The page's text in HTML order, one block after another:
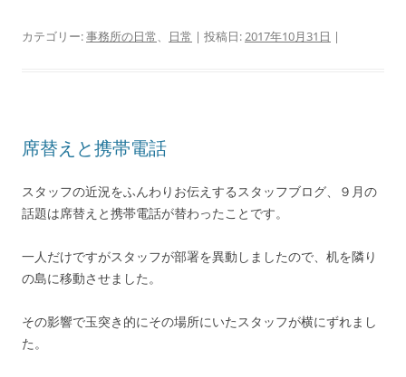
カテゴリー:事務所の日常、 日常 | 投稿日:2017年10月31日 |
席替えと携帯電話
スタッフの近況をふんわりお伝えするスタッフブログ、９月の
話題は席替えと携帯電話が替わったことです。
一人だけですがスタッフが部署を異動しましたので、机を隣り
の島に移動させました。
その影響で玉突き的にその場所にいたスタッフが横にずれまし
た。